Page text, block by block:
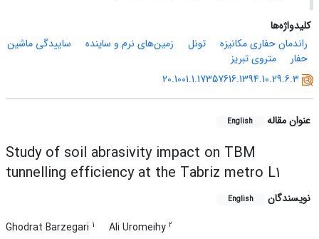
کلیدواژه‌ها
راندمان حفاری مکانیزه
تونل زمین‌های نرم و ساینده
ساییدگی ماشین
حفار
متروی تبریز
20.1001.1.17357616.1394.10.29.6.3
عنوان مقاله English
Study of soil abrasivity impact on TBM
tunnelling efficiency at the Tabriz metro L1
نویسندگان English
Ghodrat Barzegari 1 Ali Uromeihy 2